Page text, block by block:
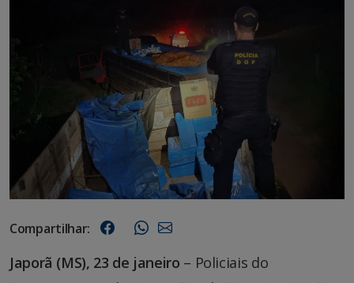
Compartilhar:
Japorã (MS), 23 de janeiro – Policiais do